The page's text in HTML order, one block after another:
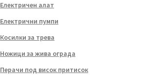
Електричен алат
Електрични пумпи
Косилки за трева
Ножици за жива ограда
Перачи под висок притисок